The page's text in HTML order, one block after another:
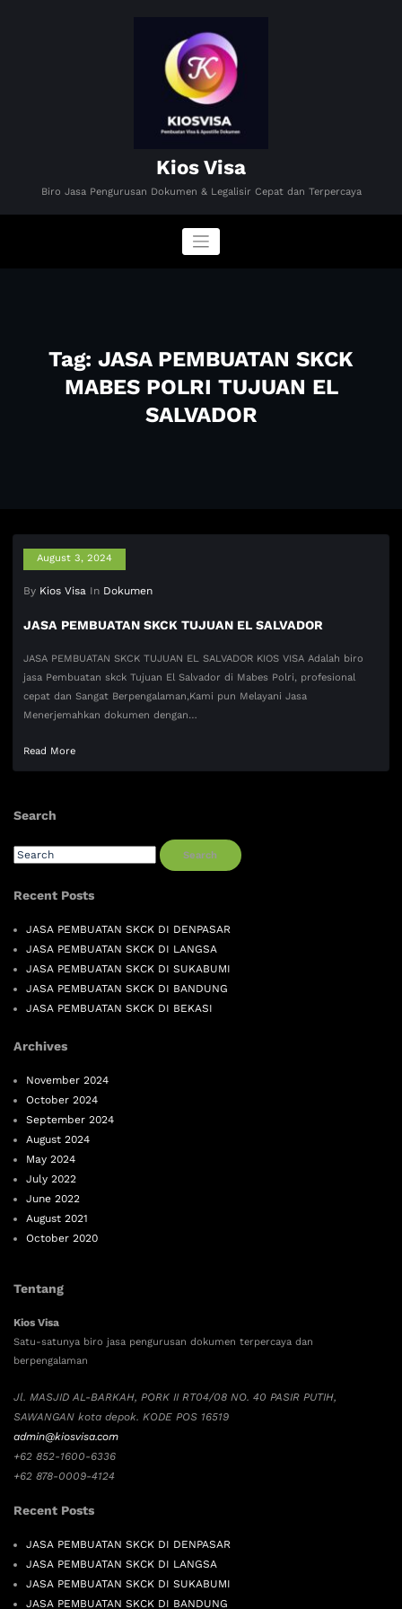
Kios Visa
Biro Jasa Pengurusan Dokumen & Legalisir Cepat dan Terpercaya
Tag: JASA PEMBUATAN SKCK
MABES POLRI TUJUAN EL
SALVADOR
August 3, 2024
By Kios Visa In Dokumen
JASA PEMBUATAN SKCK TUJUAN EL SALVADOR
JASA PEMBUATAN SKCK TUJUAN EL SALVADOR KIOS VISA Adalah biro
jasa Pembuatan skck Tujuan El Salvador di Mabes Polri, profesional
cepat dan Sangat Berpengalaman,Kami pun Melayani Jasa
Menerjemahkan dokumen dengan…
Read More
Search
Search
Recent Posts
JASA PEMBUATAN SKCK DI DENPASAR
JASA PEMBUATAN SKCK DI LANGSA
JASA PEMBUATAN SKCK DI SUKABUMI
JASA PEMBUATAN SKCK DI BANDUNG
JASA PEMBUATAN SKCK DI BEKASI
Archives
November 2024
October 2024
September 2024
August 2024
May 2024
July 2022
June 2022
August 2021
October 2020
Tentang
Kios Visa
Satu-satunya biro jasa pengurusan dokumen terpercaya dan
berpengalaman
Jl. MASJID AL-BARKAH, PORK II RT04/08 NO. 40 PASIR PUTIH,
SAWANGAN kota depok. KODE POS 16519
admin@kiosvisa.com
+62 852-1600-6336
+62 878-0009-4124
Recent Posts
JASA PEMBUATAN SKCK DI DENPASAR
JASA PEMBUATAN SKCK DI LANGSA
JASA PEMBUATAN SKCK DI SUKABUMI
JASA PEMBUATAN SKCK DI BANDUNG